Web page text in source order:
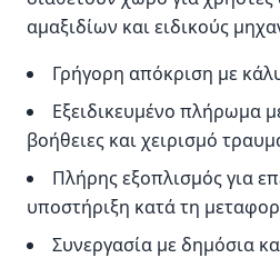
αμαξιδίων και ειδικούς
Γρήγορη απόκριση με
Εξειδικευμένο πλήρωμα
βοήθειες και χειρισμό
Πλήρης εξοπλισμός για
υποστήριξη κατά τη
Συνεργασία με δημόσια